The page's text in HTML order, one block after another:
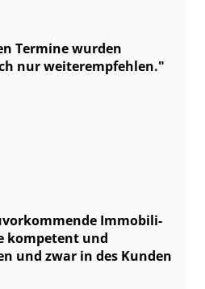
Termine wurden
nur weiterempfehlen.
Im­mo­bi­li­
kompetent und
und zwar in des Kunden